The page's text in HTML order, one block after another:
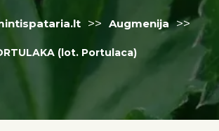
>> Augmenija >>
(lot. Portulaca)